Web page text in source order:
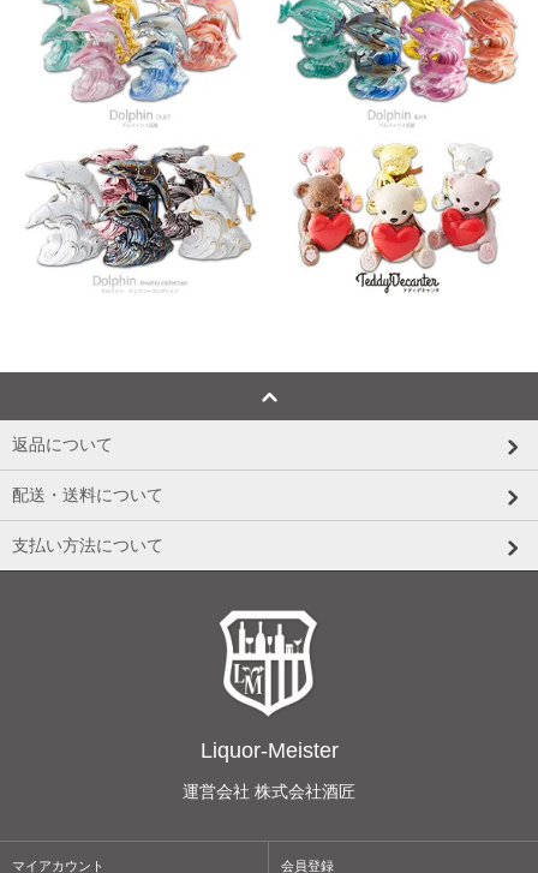
返品について
配送・送料について
支払い方法について
Liquor-Meister
運営会社 株式会社酒匠
マイアカウント 会員登録